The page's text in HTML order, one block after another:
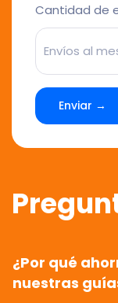
Cantidad de
Enviar →
¿Por qué
nuestras